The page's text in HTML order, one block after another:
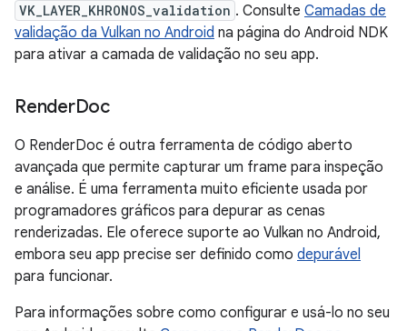
VK_LAYER_KHRONOS_validation . Consulte Camadas de
validação da Vulkan no Android na página do Android NDK
para ativar a camada de validação no seu app.
RenderDoc
O RenderDoc é outra ferramenta de código aberto
avançada que permite capturar um frame para inspeção
e análise. É uma ferramenta muito eficiente usada por
programadores gráficos para depurar as cenas
renderizadas. Ele oferece suporte ao Vulkan no Android,
embora seu app precise ser definido como depurável
para funcionar.
Para informações sobre como configurar e usá-lo no seu